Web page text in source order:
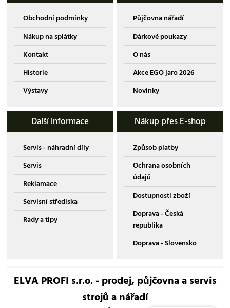
Obchodní podmínky
Nákup na splátky
Kontakt
Historie
Výstavy
Půjčovna nářadí
Dárkové poukazy
O nás
Akce EGO jaro 2026
Novinky
Další informace
Servis - náhradní díly
Servis
Reklamace
Servisní střediska
Rady a tipy
Nákup přes E-shop
Způsob platby
Ochrana osobních
údajů
Dostupnosti zboží
Doprava - Česká
republika
Doprava - Slovensko
ELVA PROFI s.r.o. - prodej, půjčovna a servis
strojů a nářadí